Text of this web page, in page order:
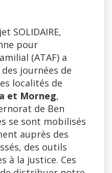
SOLIDAIRE,
pour
(ATAF) a
journées de
localités de
et Morneg,
de Ben
se sont mobilisés
auprès des
des outils
à la justice. Ces